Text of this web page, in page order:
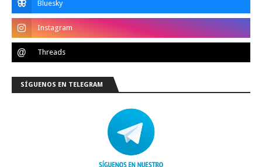
SÍGUENOS EN TELEGRAM